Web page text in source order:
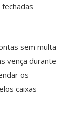
sem multa
vença durante
os
caixas